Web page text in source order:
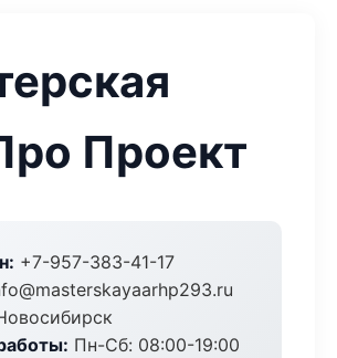
Проект
+7-957-383-41-17
Пн-Сб: 08:00-19:00